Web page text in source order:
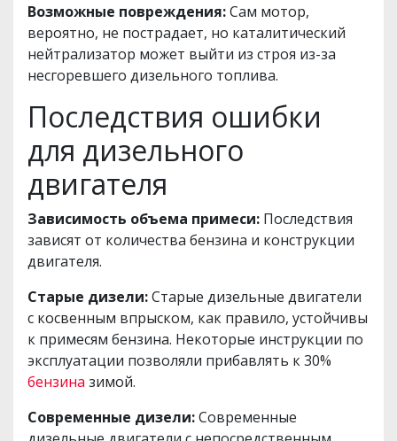
Возможные повреждения:Сам мотор,
вероятно, не пострадает, но каталитический
нейтрализатор может выйти из строя из-за
несгоревшего дизельного топлива.
Последствия ошибки
для дизельного
двигателя
Зависимость объема примеси: Последствия
зависят от количества бензина и конструкции
двигателя.
Старые дизели:Старые дизельные двигатели
с косвенным впрыском, как правило, устойчивы
к примесям бензина. Некоторые инструкции по
эксплуатации позволяли прибавлять к 30%
бензина зимой.
Современные дизели:Современные